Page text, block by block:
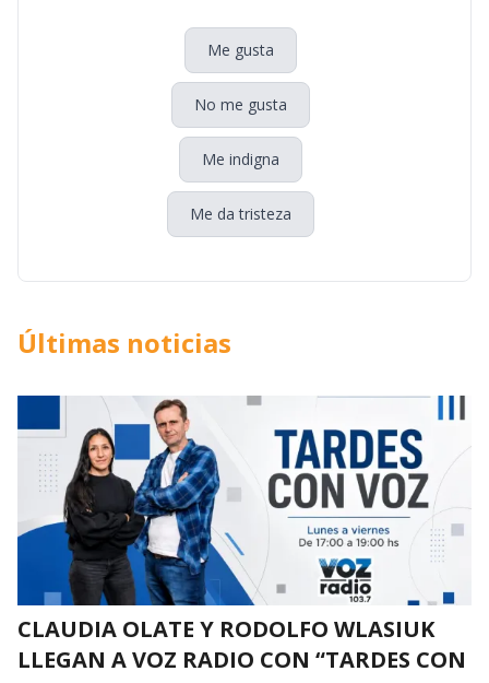
Me gusta
No me gusta
Me indigna
Me da tristeza
Últimas noticias
CLAUDIA OLATE Y RODOLFO WLASIUK
LLEGAN A VOZ RADIO CON “TARDES CON